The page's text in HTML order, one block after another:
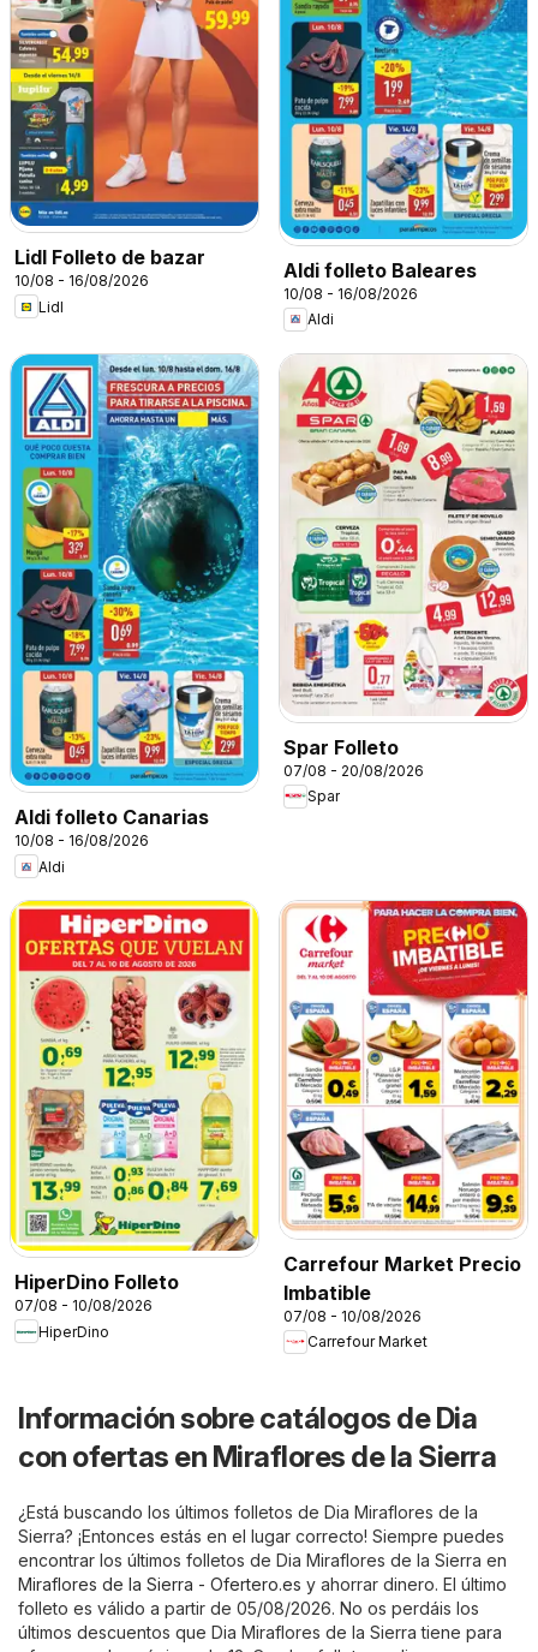
Lidl Folleto de bazar
10/08 - 16/08/2026
Lidl
Aldi folleto Baleares
10/08 - 16/08/2026
Aldi
Aldi folleto Canarias
10/08 - 16/08/2026
Aldi
Spar Folleto
07/08 - 20/08/2026
Spar
HiperDino Folleto
07/08 - 10/08/2026
HiperDino
Carrefour Market Precio
Imbatible
07/08 - 10/08/2026
Carrefour Market
Información sobre catálogos de Dia
con ofertas en Miraflores de la Sierra
¿Está buscando los últimos folletos de Dia Miraflores de la
Sierra? ¡Entonces estás en el lugar correcto! Siempre puedes
encontrar los últimos folletos de Dia Miraflores de la Sierra en
Miraflores de la Sierra - Ofertero.es y ahorrar dinero. El último
folleto es válido a partir de 05/08/2026. No os perdáis los
últimos descuentos que Dia Miraflores de la Sierra tiene para